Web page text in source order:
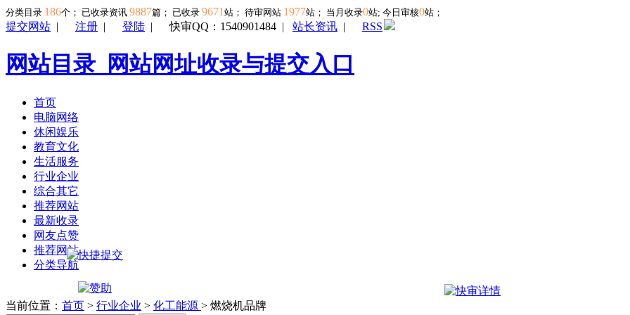
分类目录 186个； 已收录资讯 9887篇； 已收录 9671 站； 待审网站 1977站； 当月收录0站; 今日审核0站；
提交网站 | 注册 | 登陆 |快审QQ：1540901484 | 站长资讯 | RSS
网站目录_网站网址收录与提交入口
首页
电脑网络
休闲娱乐
教育文化
生活服务
行业企业
综合其它
推荐网站
最新收录
网友点赞
推荐网站
分类导航
当前位置： 首页 > 行业企业 > 化工能源 > 燃烧机品牌